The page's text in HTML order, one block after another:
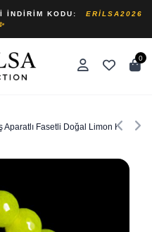
İNDIRIM KODU:
ERILSA2026
0
Aparatlı Fasetli Doğal Limon Kuvars